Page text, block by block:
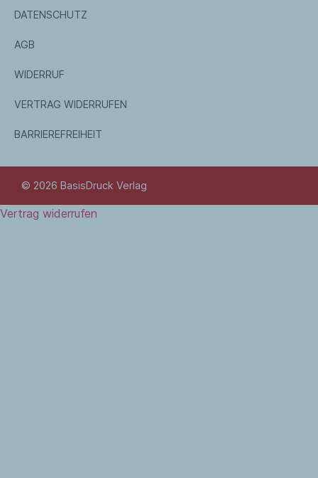
DATENSCHUTZ
AGB
WIDERRUF
VERTRAG WIDERRUFEN
BARRIEREFREIHEIT
© 2026 BasisDruck Verlag
Vertrag widerrufen